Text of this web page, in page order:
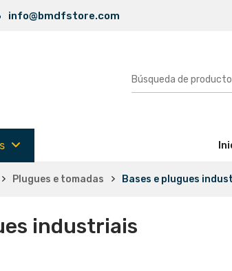
info@bmdfstore.com
Plugues e tomadas Bases e plugues
industriais